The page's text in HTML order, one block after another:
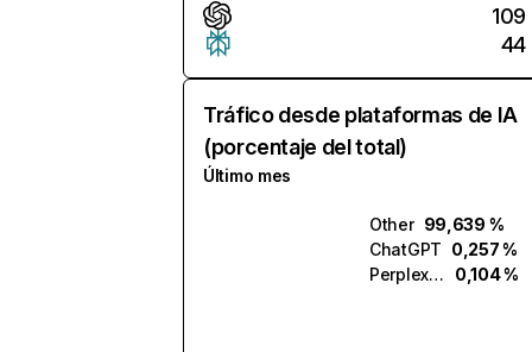
109
44
Tráfico desde plataformas de IA
(porcentaje del total)
Último mes
Other 99,639 %
ChatGPT 0,257 %
Perplexity
0,104 %